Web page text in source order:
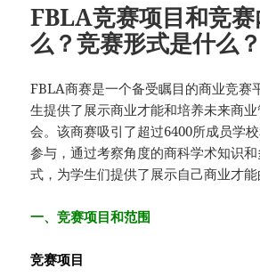
FBLA竞赛项目和竞
么？竞赛形式是什么？
FBLA商赛是一个备受瞩目的商业竞赛
生提供了展示商业才能和培养未来商
会。该商赛吸引了超过6400所成员学
参与，通过考察角度的商科学术知识
式，为学生们提供了展示自己商业才能
一、竞赛项目和范围
竞赛项目